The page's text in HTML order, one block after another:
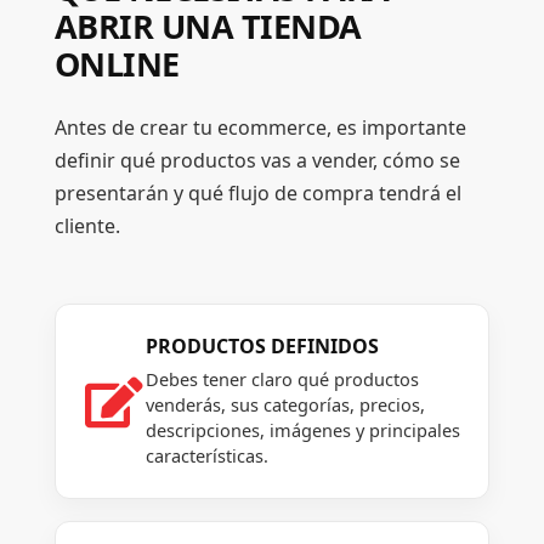
ABRIR UNA TIENDA
ONLINE
Antes de crear tu ecommerce, es importante
definir qué productos vas a vender, cómo se
presentarán y qué flujo de compra tendrá el
cliente.

PRODUCTOS DEFINIDOS
Debes tener claro qué productos
venderás, sus categorías, precios,
descripciones, imágenes y principales
características.